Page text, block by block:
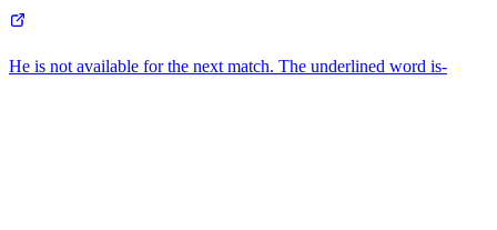
He is not available for the next match. The underlined word is-